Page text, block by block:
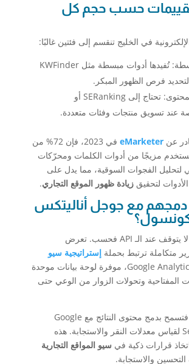
حسب حجم كل
في الخليج تنقسم إلى فئتين غالبًا:
صغيرة إلى متوسطة: تُفيدها أدوات مبسطة مثل KWFinder
كبيرة وواسعة المحتوى: تحتاج إلى SERanking أو
عن eMarketer
في 2023، فإن 72% من
تستخدم مزيجًا من أدوات الكلمات ومحرّكات
لتحليل الفجوات السوقية، مما يدل على
لتحقيق زيادة ظهور الموقع التجاري.
مع جوجل أناليتكس
نعم – والأمر هنا لا يتوقف عند الـ API فحسب. تعرض
إستراتيجية سيو
داخل Google Analytics، موفرة لوحة بيانات موحدة
المفتاحية وتحولات الزوار من الوعي حتى
أما SurferSEO فتسمح بدمج محتوى النتائج مع Google
Search Console لقياس معدلات النقر والاستجابة. هذه
قرارات ذكية في سيو المواقع التجارية
والاستجابة.